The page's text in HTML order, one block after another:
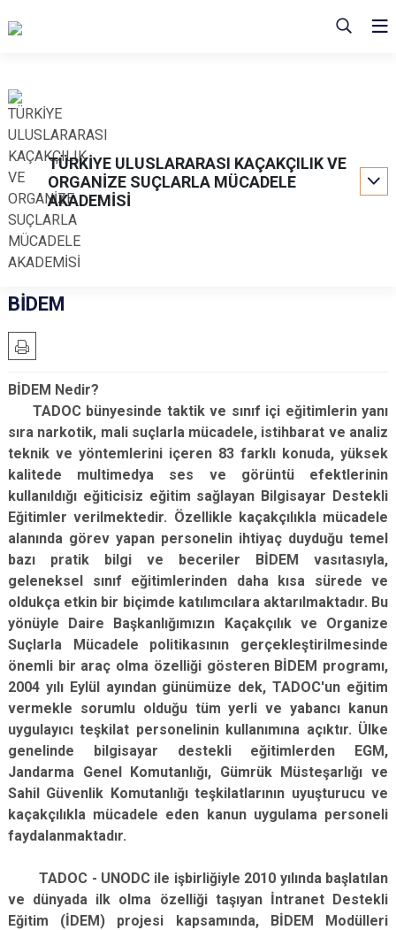
TÜRKİYE ULUSLARARASI KAÇAKÇILIK VE
ORGANİZE SUÇLARLA MÜCADELE
AKADEMİSİ
BİDEM
BİDEM Nedir?
TADOC bünyesinde taktik ve sınıf içi eğitimlerin yanı
sıra narkotik, mali suçlarla mücadele, istihbarat ve analiz
teknik ve yöntemlerini içeren 83 farklı konuda, yüksek
kalitede multimedya ses ve görüntü efektlerinin
kullanıldığı eğiticisiz eğitim sağlayan Bilgisayar Destekli
Eğitimler verilmektedir. Özellikle kaçakçılıkla mücadele
alanında görev yapan personelin ihtiyaç duyduğu temel
bazı pratik bilgi ve beceriler BİDEM vasıtasıyla,
geleneksel sınıf eğitimlerinden daha kısa sürede ve
oldukça etkin bir biçimde katılımcılara aktarılmaktadır. Bu
yönüyle Daire Başkanlığımızın Kaçakçılık ve Organize
Suçlarla Mücadele politikasının gerçekleştirilmesinde
önemli bir araç olma özelliği gösteren BİDEM programı,
2004 yılı Eylül ayından günümüze dek, TADOC'un eğitim
vermekle sorumlu olduğu tüm yerli ve yabancı kanun
uygulayıcı teşkilat personelinin kullanımına açıktır. Ülke
genelinde bilgisayar destekli eğitimlerden EGM,
Jandarma Genel Komutanlığı, Gümrük Müsteşarlığı ve
Sahil Güvenlik Komutanlığı teşkilatlarının uyuşturucu ve
kaçakçılıkla mücadele eden kanun uygulama personeli
faydalanmaktadır.
TADOC - UNODC ile işbirliğiyle 2010 yılında başlatılan
ve dünyada ilk olma özelliği taşıyan İntranet Destekli
Eğitim (İDEM) projesi kapsamında, BİDEM Modülleri